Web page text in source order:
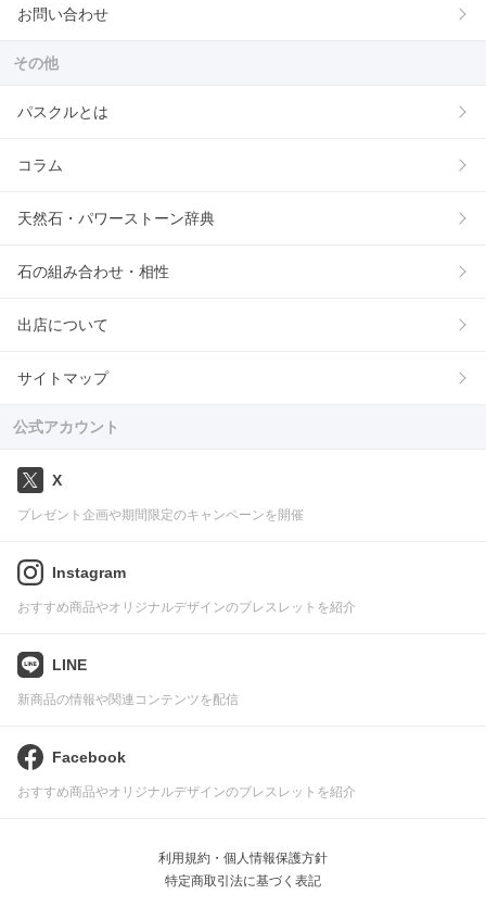
お問い合わせ
その他
パスクルとは
コラム
天然石・パワーストーン辞典
石の組み合わせ・相性
出店について
サイトマップ
公式アカウント
X
プレゼント企画や期間限定のキャンペーンを開催
Instagram
おすすめ商品やオリジナルデザインのブレスレットを紹介
LINE
新商品の情報や関連コンテンツを配信
Facebook
おすすめ商品やオリジナルデザインのブレスレットを紹介
利用規約・個人情報保護方針
特定商取引法に基づく表記